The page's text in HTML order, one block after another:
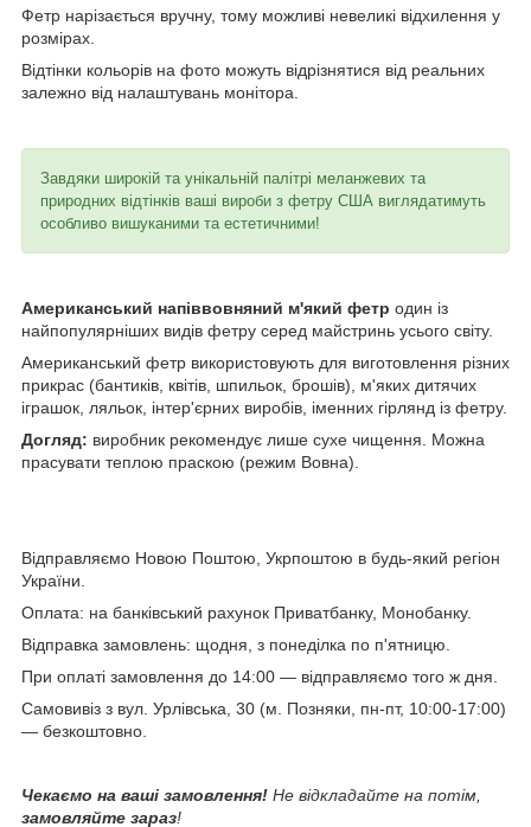
Фетр нарізається вручну, тому можливі невеликі відхилення у
розмірах.
Відтінки кольорів на фото можуть відрізнятися від реальних
залежно від налаштувань монітора.
Завдяки широкій та унікальній палітрі меланжевих та
природних відтінків ваші вироби з фетру США виглядатимуть
особливо вишуканими та естетичними!
Американський напіввовняний м'який фетр один із
найпопулярніших видів фетру серед майстринь усього світу.
Американський фетр використовують для виготовлення різних
прикрас (бантиків, квітів, шпильок, брошів), м'яких дитячих
іграшок, ляльок, інтер'єрних виробів, іменних гірлянд із фетру.
Догляд: виробник рекомендує лише сухе чищення. Можна
прасувати теплою праскою (режим Вовна).
Відправляємо Новою Поштою, Укрпоштою в будь-який регіон
України.
Оплата: на банківський рахунок Приватбанку, Монобанку.
Відправка замовлень: щодня, з понеділка по п'ятницю.
При оплаті замовлення до 14:00 — відправляємо того ж дня.
Самовивіз з вул. Урлівська, 30 (м. Позняки, пн-пт, 10:00-17:00)
— безкоштовно.
Чекаємо на ваші замовлення! Не відкладайте на потім,
замовляйте зараз!